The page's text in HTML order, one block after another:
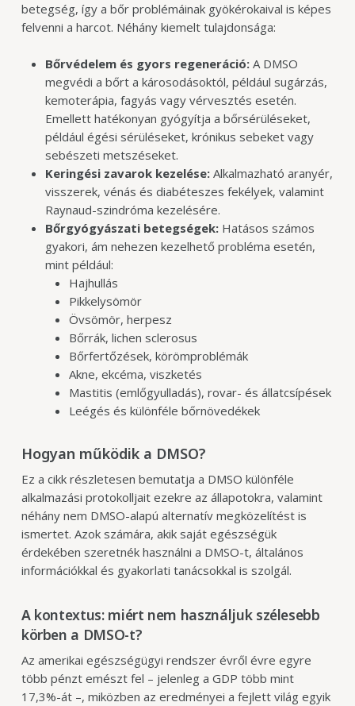
betegség, így a bőr problémáinak gyökérokaival is képes
felvenni a harcot. Néhány kiemelt tulajdonsága:
Bőrvédelem és gyors regeneráció:A DMSO
megvédi a bőrt a károsodásoktól, például sugárzás,
kemoterápia, fagyás vagy vérvesztés esetén.
Emellett hatékonyan gyógyítja a bőrsérüléseket,
például égési sérüléseket, krónikus sebeket vagy
sebészeti metszéseket.
Keringési zavarok kezelése:Alkalmazható aranyér,
visszerek, vénás és diabéteszes fekélyek, valamint
Raynaud-szindróma kezelésére.
Bőrgyógyászati betegségek:Hatásos számos
gyakori, ám nehezen kezelhető probléma esetén,
mint például:
Hajhullás
Pikkelysömör
Övsömör, herpesz
Bőrrák, lichen sclerosus
Bőrfertőzések, körömproblémák
Akne, ekcéma, viszketés
Mastitis (emlőgyulladás), rovar- és állatcsípések
Leégés és különféle bőrnövedékek
Hogyan működik a DMSO?
Ez a cikk részletesen bemutatja a DMSO különféle
alkalmazási protokolljait ezekre az állapotokra, valamint
néhány nem DMSO-alapú alternatív megközelítést is
ismertet. Azok számára, akik saját egészségük
érdekében szeretnék használni a DMSO-t, általános
információkkal és gyakorlati tanácsokkal is szolgál.
A kontextus: miért nem használjuk szélesebb
körben a DMSO-t?
Az amerikai egészségügyi rendszer évről évre egyre
több pénzt emészt fel – jelenleg a GDP több mint
17,3%-át –, miközben az eredményei a fejlett világ egyik